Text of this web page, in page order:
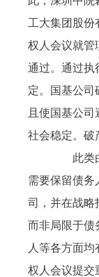
工大集团股份
权人会议就管
通过。通过执
定。国基公司
且使国基公
社会稳定。破
此类由
需要保留债务
司，并在战略
而非局限于债
人等各方面均
权人会议提交